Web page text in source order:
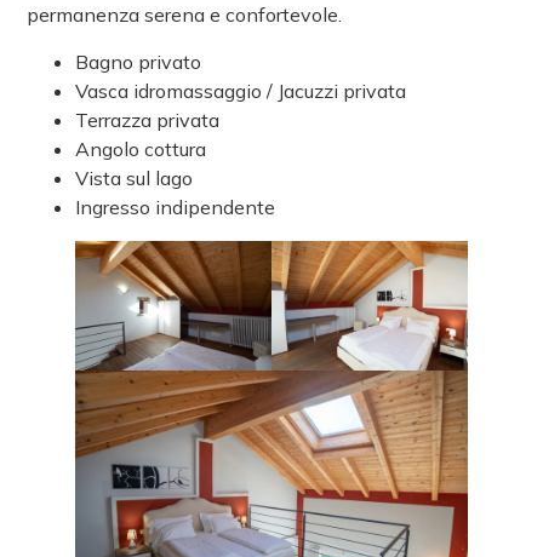
permanenza serena e confortevole.
Bagno privato
Vasca idromassaggio / Jacuzzi privata
Terrazza privata
Angolo cottura
Vista sul lago
Ingresso indipendente